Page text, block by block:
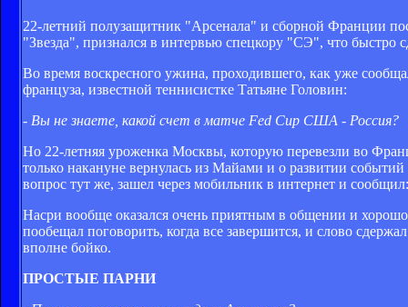
22-летний полузащитник "Арсенала" и сборной Франции
"Звезда", признался в интервью спецкору "СЭ", что быстро
Во время воскресного ужина, проходившего, как уже
француза, известной теннисистке Татьяне Головин:
- Вы не знаете, какой счет в матче Fed Cup США - Россия?
Но 22-летняя уроженка Москвы, которую перевезли во
только накануне вернулась из Майами и о развитии
вопрос тут же, зашел через мобильник в интернет и
Насри вообще оказался очень приятным в общении и
пообещал поговорить, когда все завершится, и слово
вполне бойко.
ПРОСТЫЕ ПАРНИ